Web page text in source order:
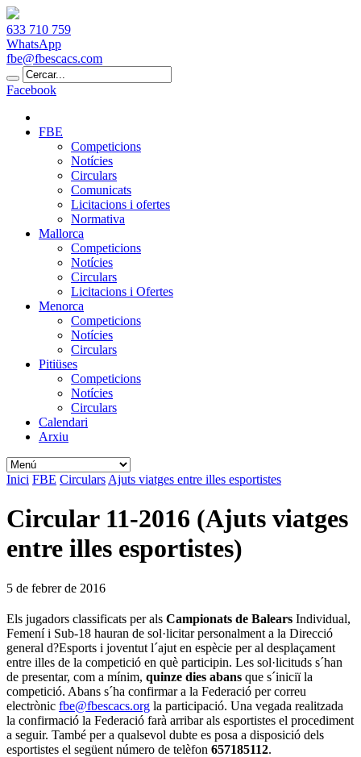
633 710 759
WhatsApp
fbe@fbescacs.com
Facebook
FBE
Competicions
Notícies
Circulars
Comunicats
Licitacions i ofertes
Normativa
Mallorca
Competicions
Notícies
Circulars
Licitacions i Ofertes
Menorca
Competicions
Notícies
Circulars
Pitiüses
Competicions
Notícies
Circulars
Calendari
Arxiu
Inici FBE Circulars Ajuts viatges entre illes esportistes
Circular 11-2016 (Ajuts viatges
entre illes esportistes)
5 de febrer de 2016
Els jugadors classificats per als Campionats de Balears Individual,
Femení i Sub-18 hauran de sol·licitar personalment a la Direcció
general d?Esports i joventut l´ajut en espècie per al desplaçament
entre illes de la competició en què participin. Les sol·licituds s´han
de presentar, com a mínim, quinze dies abans que s´iniciï la
competició. Abans s´ha confirmar a la Federació per correu
electrònic fbe@fbescacs.org la participació. Una vegada realitzada
la confirmació la Federació farà arribar als esportistes el procediment
a seguir. També per a qualsevol dubte es posa a disposició dels
esportistes el següent número de telèfon 657185112.